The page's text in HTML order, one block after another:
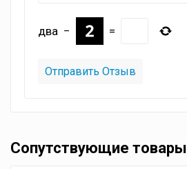
два − =
Сопутствующие товары